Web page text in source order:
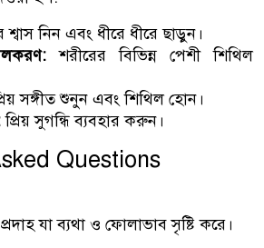
শ্বাস নিন এবং ধীরে ধীরে ছাড়ুন।
শরীরের বিভিন্ন পেশী শিথিল
সঙ্গীত শুনুন এবং শিথিল হোন।
প্রিয় সুগন্ধি ব্যবহার করুন।
Questions
যা ব্যথা ও ফোলাভাব সৃষ্টি করে।